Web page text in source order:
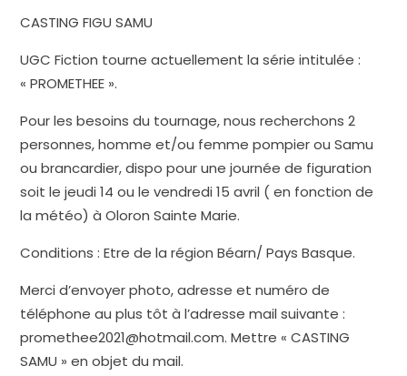
CASTING FIGU SAMU
UGC Fiction tourne actuellement la série intitulée :
« PROMETHEE ».
Pour les besoins du tournage, nous recherchons 2
personnes, homme et/ou femme pompier ou Samu
ou brancardier, dispo pour une journée de figuration
soit le jeudi 14 ou le vendredi 15 avril ( en fonction de
la météo) à Oloron Sainte Marie.
Conditions : Etre de la région Béarn/ Pays Basque.
Merci d’envoyer photo, adresse et numéro de
téléphone au plus tôt à l’adresse mail suivante :
promethee2021@hotmail.com. Mettre « CASTING
SAMU » en objet du mail.